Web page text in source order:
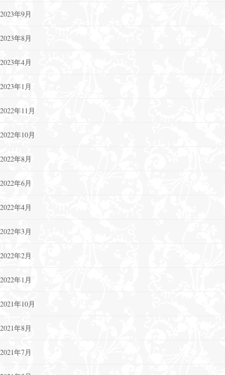
2023年9月
2023年8月
2023年4月
2023年1月
2022年11月
2022年10月
2022年8月
2022年6月
2022年4月
2022年3月
2022年2月
2022年1月
2021年10月
2021年8月
2021年7月